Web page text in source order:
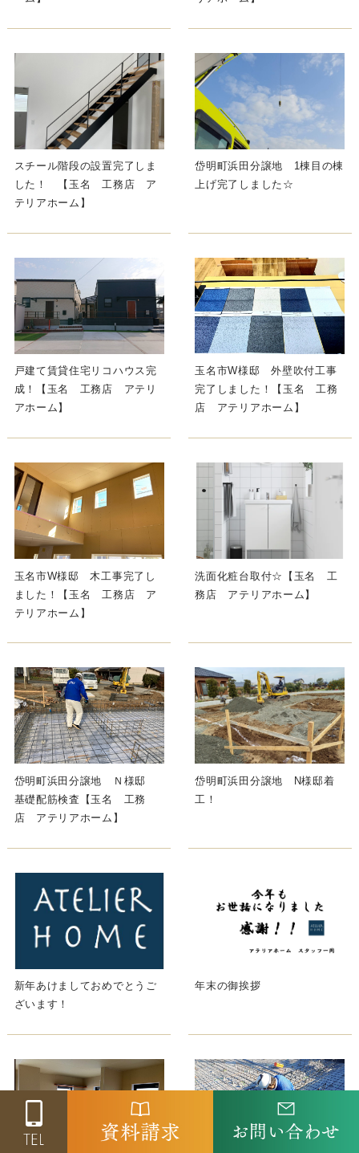
スチール階段の設置完了しま
した！ 【玉名 工務店 ア
テリアホーム】
岱明町浜田分譲地 1棟目の棟
上げ完了しました☆
戸建て賃貸住宅リコハウス完
成！【玉名 工務店 アテリ
アホーム】
玉名市W様邸 外壁吹付工事
完了しました！【玉名 工務
店 アテリアホーム】
玉名市W様邸 木工事完了し
ました！【玉名 工務店 ア
テリアホーム】
洗面化粧台取付☆【玉名 工
務店 アテリアホーム】
岱明町浜田分譲地 Ｎ様邸
基礎配筋検査【玉名 工務
店 アテリアホーム】
岱明町浜田分譲地 N様邸着
工！
新年あけましておめでとうご
ざいます！
年末の御挨拶